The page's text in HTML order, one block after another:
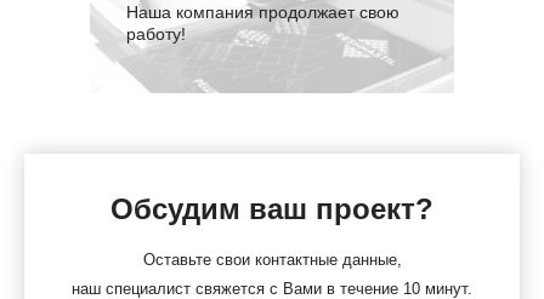
Наша компания продолжает свою
работу!
Обсудим ваш проект?
Оставьте свои контактные данные,
наш специалист свяжется с Вами в течение 10 минут.